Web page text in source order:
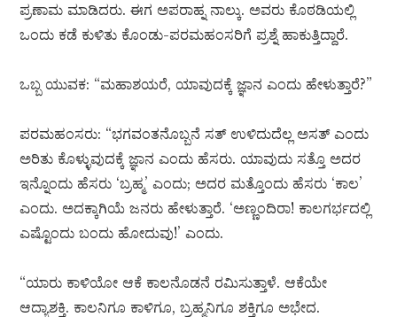
ಪ್ರಣಾಮ ಮಾಡಿದರು. ಈಗ ಅಪರಾಹ್ನ ನಾಲ್ಕು. ಅವರು ಕೊಠಡಿಯಲ್ಲಿ
ಒಂದು ಕಡೆ ಕುಳಿತು ಕೊಂಡು-ಪರಮಹಂಸರಿಗೆ ಪ್ರಶ್ನೆ ಹಾಕುತ್ತಿದ್ದಾರೆ.
ಒಬ್ಬ ಯುವಕ: “ಮಹಾಶಯರೆ, ಯಾವುದಕ್ಕೆ ಜ್ಞಾನ ಎಂದು ಹೇಳುತ್ತಾರೆ?”
ಪರಮಹಂಸರು: “ಭಗವಂತನೊಬ್ಬನೆ ಸತ್ ಉಳಿದುದೆಲ್ಲ ಅಸತ್ ಎಂದು
ಅರಿತು ಕೊಳ್ಳುವುದಕ್ಕೆ ಜ್ಞಾನ ಎಂದು ಹೆಸರು. ಯಾವುದು ಸತ್ತೊ ಅದರ
ಇನ್ನೊಂದು ಹೆಸರು ‘ಬ್ರಹ್ಮ’ ಎಂದು; ಅದರ ಮತ್ತೊಂದು ಹೆಸರು ‘ಕಾಲ’
ಎಂದು. ಅದಕ್ಕಾಗಿಯೆ ಜನರು ಹೇಳುತ್ತಾರೆ. ‘ಅಣ್ಣಂದಿರಾ! ಕಾಲಗರ್ಭದಲ್ಲಿ
ಎಷ್ಟೊಂದು ಬಂದು ಹೋದುವು!’ ಎಂದು.
“ಯಾರು ಕಾಳಿಯೋ ಆಕೆ ಕಾಲನೊಡನೆ ರಮಿಸುತ್ತಾಳೆ. ಆಕೆಯೇ
ಆದ್ಯಾಶಕ್ತಿ. ಕಾಲನಿಗೂ ಕಾಳಿಗೂ, ಬ್ರಹ್ಮನಿಗೂ ಶಕ್ತಿಗೂ ಅಭೇದ.